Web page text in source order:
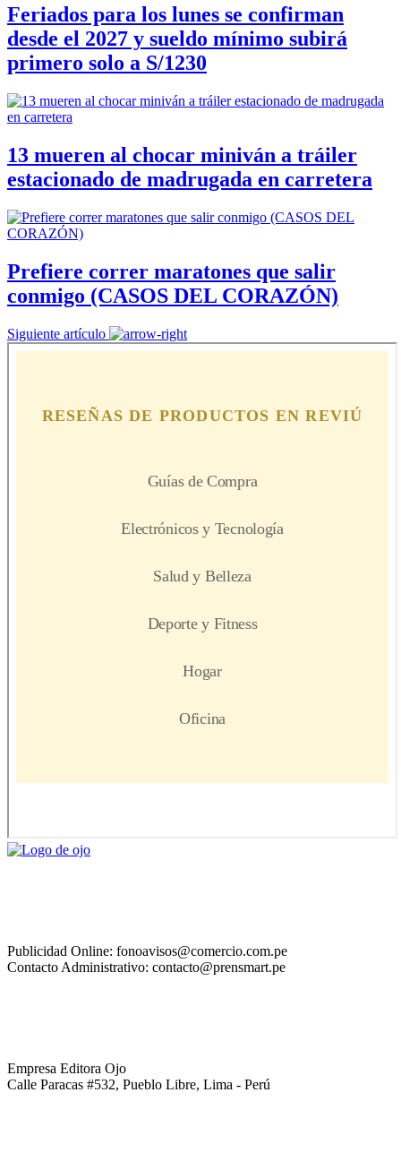
Feriados para los lunes se confirman
desde el 2027 y sueldo mínimo subirá
primero solo a S/1230
13 mueren al chocar miniván a tráiler
estacionado de madrugada en carretera
Prefiere correr maratones que salir
conmigo (CASOS DEL CORAZÓN)
Siguiente artículo
Publicidad Online: fonoavisos@comercio.com.pe
Contacto Administrativo: contacto@prensmart.pe
Empresa Editora Ojo
Calle Paracas #532, Pueblo Libre, Lima - Perú